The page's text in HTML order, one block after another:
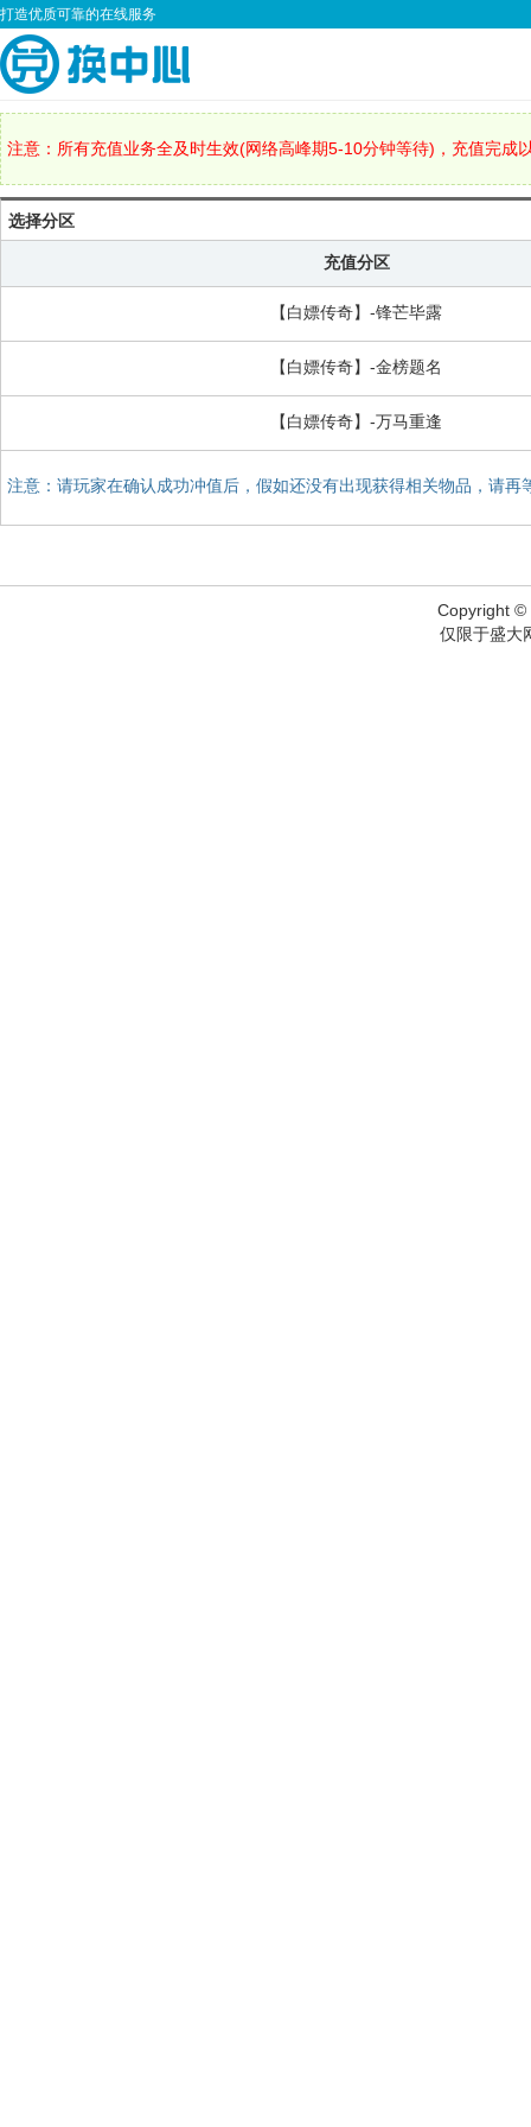
打造优质可靠的在线服务
注意：所有充值业务全及时生效(网络高峰期5-10分钟等待)，充值完成
选择分区
充值分区
【白嫖传奇】-锋芒毕露
【白嫖传奇】-金榜题名
【白嫖传奇】-万马重逢
注意：请玩家在确认成功冲值后，假如还没有出现获得相关物品，请
Copyright ©
仅限于盛大